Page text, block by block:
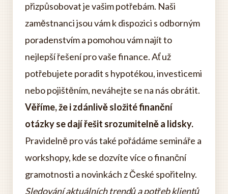
přizpůsobovat je vašim potřebám. Naši
zaměstnanci jsou vám k dispozici s odborným
poradenstvím a pomohou vám najít to
nejlepší řešení pro vaše finance. Ať už
potřebujete poradit s hypotékou, investicemi
nebo pojištěním, neváhejte se na nás obrátit.
Věříme, že i zdánlivě složité finanční
otázky se dají řešit srozumitelně a lidsky.
Pravidelně pro vás také pořádáme semináře a
workshopy, kde se dozvíte více o finanční
gramotnosti a novinkách z České spořitelny.
Sledování aktuálních trendů a potřeb klientů